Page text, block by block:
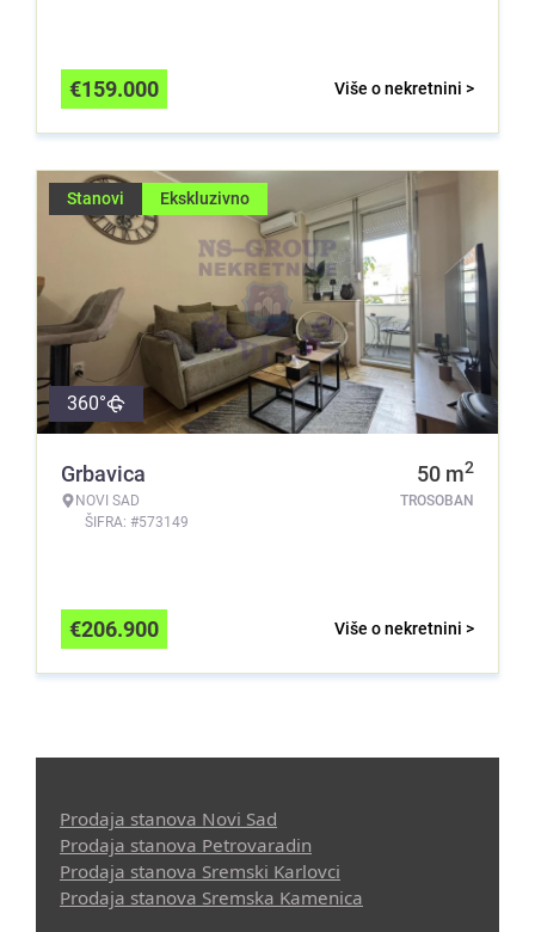
Više o nekretnini >
€159.000
Stanovi Ekskluzivno
360°
Grbavica
NOVI SAD
ŠIFRA: #573149
50 m2
TROSOBAN
Više o nekretnini >
€206.900
Prodaja stanova Novi Sad
Prodaja stanova Petrovaradin
Prodaja stanova Sremski Karlovci
Prodaja stanova Sremska Kamenica